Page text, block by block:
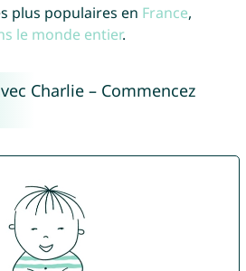
plus populaires en France,
le monde entier.
Charlie – Commencez